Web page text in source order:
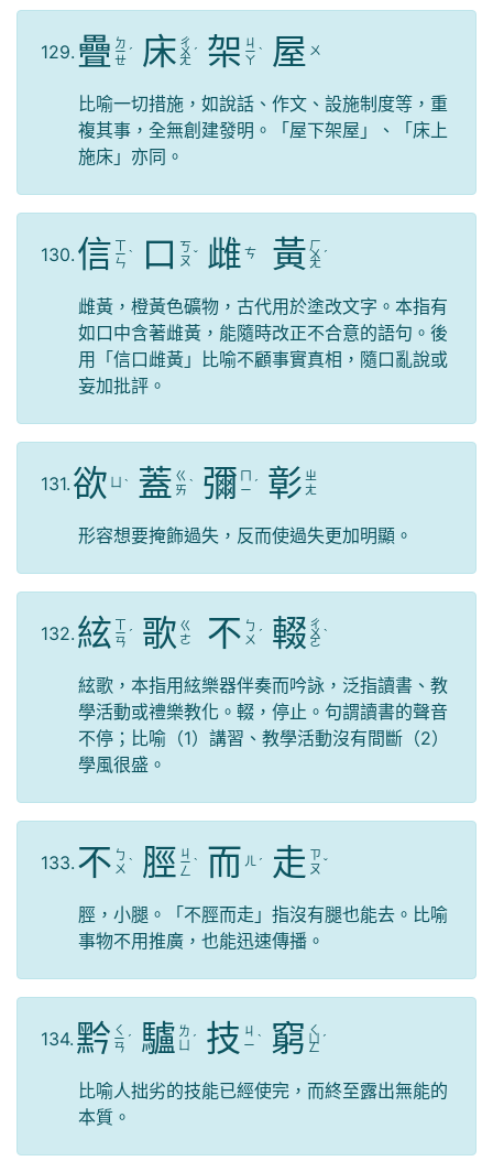
129. 疊 ㄉ
ㄧ
ㄝ
ˊ 床 ㄔ
ㄨ
ㄤ
ˊ 架 ㄐ
ㄧ
ㄚ
ˋ 屋 ㄨ
比喻一切措施，如說話、作文、設施制度等，重
複其事，全無創建發明。「屋下架屋」、「床上
施床」亦同。
130. 信 ㄒ
ㄧ
ㄣ
ˋ 口 ㄎ
ㄡ ˇ 雌 ㄘ 黃 ㄏ
ㄨ
ㄤ
ˊ
雌黃，橙黃色礦物，古代用於塗改文字。本指有
如口中含著雌黃，能隨時改正不合意的語句。後
用「信口雌黃」比喻不顧事實真相，隨口亂說或
妄加批評。
131. 欲 ˋ 蓋 ㄍ
ㄞ ˋ 彌 ㄇ
ㄧ ˊ 彰 ㄓ
ㄤ
形容想要掩飾過失，反而使過失更加明顯。
132. 絃 ㄒ
ㄧ
ㄢ
ˊ 歌 ㄍ
ㄜ
不 ㄅ
ㄨ ˊ 輟 ㄔ
ㄨ
ㄛ
ˋ
絃歌，本指用絃樂器伴奏而吟詠，泛指讀書、教
學活動或禮樂教化。輟，停止。句謂讀書的聲音
不停；比喻（1）講習、教學活動沒有間斷（2）
學風很盛。
133. 不 ㄅ
ㄨ ˋ 脛 ㄐ
ㄧ
ㄥ
ˋ 而 ㄦ ˊ 走 ㄗ
ㄡ ˇ
脛，小腿。「不脛而走」指沒有腿也能去。比喻
事物不用推廣，也能迅速傳播。
134. 黔 ㄑ
ㄧ
ㄢ
ˊ 驢 ㄌ
ˊ 技 ㄐ
ㄧ ˋ 窮 ㄑ
ㄩ
ㄥ
ˊ
比喻人拙劣的技能已經使完，而終至露出無能的
本質。